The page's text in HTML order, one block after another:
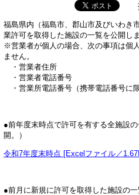
福島県内（福島市、郡山市及びいわき
業許可を取得した施設の一覧を公開しま
※営業者が個人の場合、次の事項は個
ません。
・営業者住所
・営業者電話番号
・営業所電話番号（携帯電話番号に限
●前年度末時点で許可を有する全施設
開。）
令和7年度末時点 [Excelファイル／
●前月に新規に許可を取得した施設の